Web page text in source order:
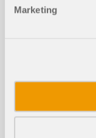
Marketing
wielkość
wszystkich
Klasyfikacja
aluminiowych
się na
Dzięki różnym